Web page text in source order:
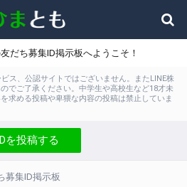
だち募集ID掲示板へようこそ！
ス、公認サイトではございません。またLINE株
でご了承ください。中学生や高校生など18才未
求める投稿や卑猥な内容の投稿は禁止していま
を投稿する
募集ID掲示板